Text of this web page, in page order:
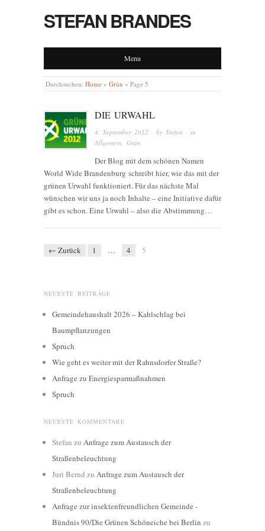
STEFAN BRANDES
Menu
Durchsuchen: Home » Grün » Page 5
DIE URWAHL
4. September 2012 · byStefan · in
Allgemein ,Grün
Der Blog mit dem schönen Namen
World Wide Brandenburg schreibt hier, wie das mit der
grünen Urwahl funktioniert. Für das nächste Mal
wünschen wir uns ja noch Inhalte – eine Initiative dafür
gibt es schon. Eine Urwahl – also die Abstimmung…
← Zurück 1 … 4 5
NEUESTE BEITRÄGE
Gemeindehaushalt 2026 – Kahlschlag bei
Baumpflanzungen
Spruch
Wie geht es weiter mit der Rahnsdorfer Straße?
Anfrage zu Energiesparmaßnahmen
Spruch
NEUESTE KOMMENTARE
Stefan zu Anfrage zum Austausch der
Straßenbeleuchtung
Juri Bernd zu Anfrage zum Austausch der
Straßenbeleuchtung
Anfrage zur insektenfreundlichen Gemeinde -
Bündnis 90/Die Grünen Schöneiche bei Berlin zu